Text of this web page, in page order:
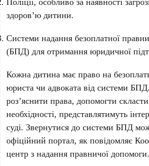
здоров’ю дитини.
Системи надання безоплатної
(БПД) для отримання юридичної
Кожна дитина має право на
юриста чи адвоката від системи
роз’яснити права, допомогти
необхідності, представлятимуть
суді. Звернутися до системи БПД
офіційний портал, як повідомляє
центр з надання правничої допомоги.